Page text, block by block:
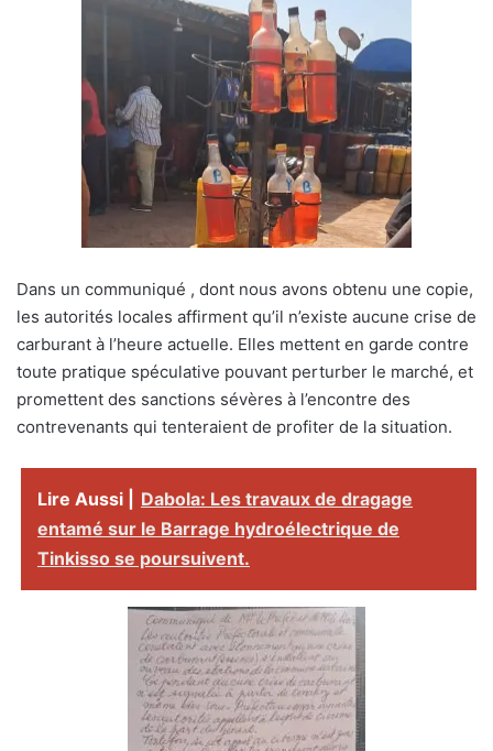
Dans un communiqué , dont nous avons obtenu une copie,
les autorités locales affirment qu’il n’existe aucune crise de
carburant à l’heure actuelle. Elles mettent en garde contre
toute pratique spéculative pouvant perturber le marché, et
promettent des sanctions sévères à l’encontre des
contrevenants qui tenteraient de profiter de la situation.
Lire Aussi |
Dabola: Les travaux de dragage
entamé sur le Barrage hydroélectrique de
Tinkisso se poursuivent.